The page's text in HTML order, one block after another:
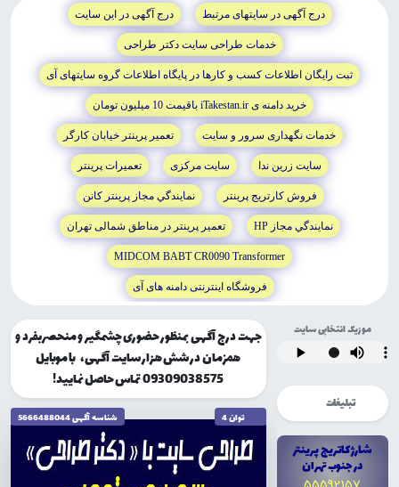
درج آگهى در سايتهاى مرتبط درج آگهى در اين سايت
خدمات طراحى سايت دکتر طراحى
ثبت رايگان اطلاعات کسب و کارها در پايگاه اطلاعات گروه سايتهاى آى
خريد دامنه ى iTakestan.ir باقيمت 10 ميليون تومان
خدمات نگهدارى سرور و سايت تعمير پرينتر خيابان کارگر
سايت زرين ندا سايت مرکزى تعميرات پرينتر
فروش کارتريج پرينتر نمايندگي مجاز پرينتر کانن
نمايندگي مجاز HP تعمير پرينتر در مناطق شمالى تهران
MIDCOM BABT CR0090 Transformer
فروشگاه اينترنتى دامنه هاى آى
موزیک انتخابی سایت
تبلیغات
شارژ کاتريج پرينتر
در جنوب تهران
جهت درج آگهی بمنظور حضوری چشمگیر و منحصربفرد و
همزمان در شش هزار سایت آگهی، با موبایل
09309038575 تماس حاصل نمایید!
توان 4 شناسه آگهى 5666488044